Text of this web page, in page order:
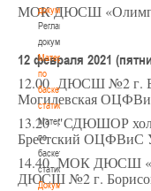
документы
Регламентирующие
документы
Материалы
по
баскетбольной
статистике
Материалы
по
баскетбольной
статистике
Документы
МОК ДЮСШ
12 февраля 2021
12.00
Могилевская
13.20 "СДЮШОР
Брестский ОЦФВиС
14.40 МОК
ДЮСШ №2 г.